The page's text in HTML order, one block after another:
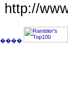
http://